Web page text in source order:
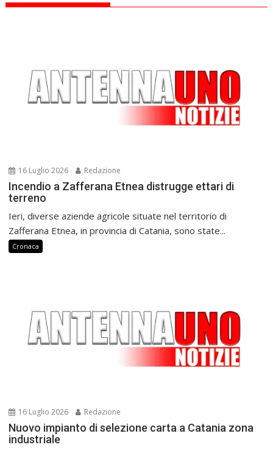
16 Luglio 2026 Redazione
Incendio a Zafferana Etnea distrugge ettari di
terreno
Ieri, diverse aziende agricole situate nel territorio di
Zafferana Etnea, in provincia di Catania, sono state...
Cronaca
16 Luglio 2026 Redazione
Nuovo impianto di selezione carta a Catania zona
industriale